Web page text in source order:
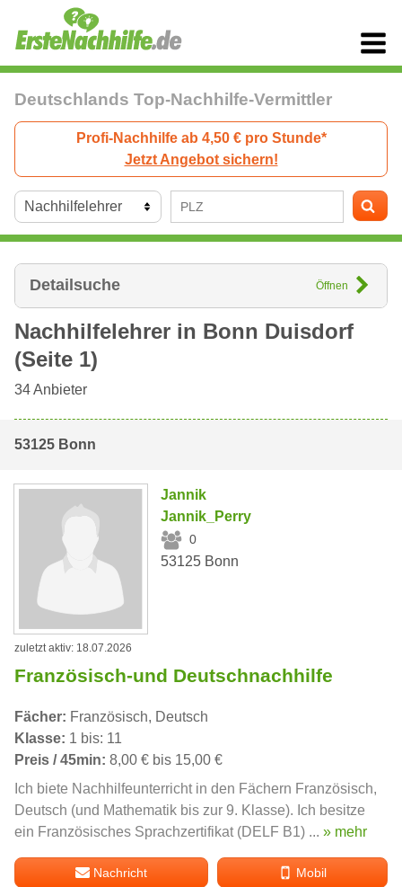
Deutschlands Top-Nachhilfe-Vermittler
Profi-Nachhilfe ab 4,50 € pro Stunde*
Jetzt Angebot sichern!
Detailsuche Öffnen
Nachhilfelehrer in Bonn Duisdorf
(Seite 1)
34Anbieter
53125 Bonn
Jannik
Jannik_Perry
0
53125 Bonn
zuletzt aktiv: 18.07.2026
Französisch-und Deutschnachhilfe
Fächer: Französisch, Deutsch
Klasse: 1 bis: 11
Preis / 45min: 8,00 € bis 15,00 €
Ich biete Nachhilfeunterricht in den Fächern Französisch,
Deutsch (und Mathematik bis zur 9. Klasse). Ich besitze
ein Französisches Sprachzertifikat (DELF B1) ... » mehr
Nachricht Mobil